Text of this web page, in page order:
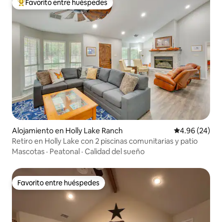
Favorito entre huéspedes preferido
Favorito entre huéspedes
Alojamiento en Holly Lake Ranch Calificación
4.96 (24)
Retiro en Holly Lake con 2 piscinas comunitarias y patio
Mascotas · Peatonal · Calidad del sueño
Favorito entre huéspedes
Favorito entre huéspedes